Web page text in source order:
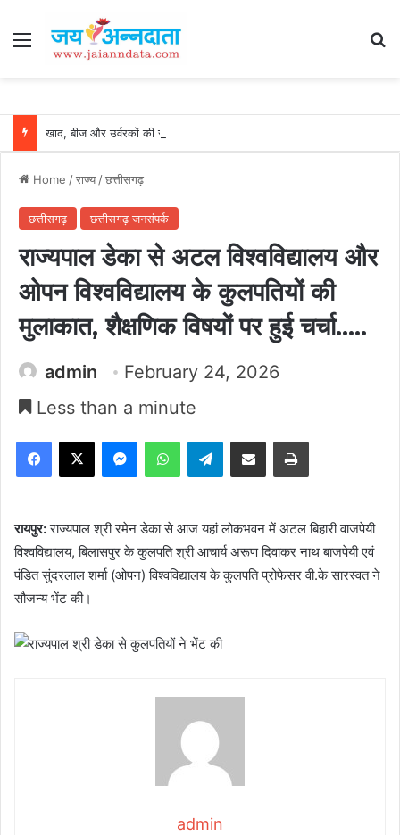
Menu
Home /राज्य/छत्तीसगढ़
छत्तीसगढ़ छत्तीसगढ़ जनसंपर्क
राज्यपाल डेका से अटल विश्वविद्यालय और
ओपन विश्वविद्यालय के कुलपतियों की
मुलाकात, शैक्षणिक विषयों पर हुई चर्चा…..
admin
February 24, 2026
Less than a minute
Facebook
X MessengerWhatsAppTelegramShare via Email Print
रायपुर:राज्यपाल श्री रमेन डेका से आज यहां लोकभवन में अटल बिहारी वाजपेयी
विश्वविद्यालय, बिलासपुर के कुलपति श्री आचार्य अरूण दिवाकर नाथ बाजपेयी एवं
पंडित सुंदरलाल शर्मा (ओपन) विश्वविद्यालय के कुलपति प्रोफेसर वी.के सारस्वत ने
सौजन्य भेंट की।
admin